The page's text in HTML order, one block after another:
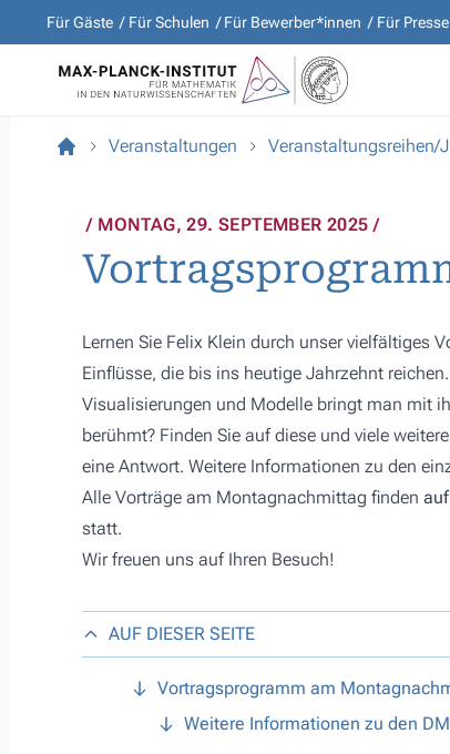
Für Gäste Für Schulen Für Bewerber*innen Für Presse
Veranstaltungen Veranstaltungsreihen/
MONTAG, 29. SEPTEMBER 2025
Lernen Sie Felix Klein durch unser vielfältiges
Einflüsse, die bis ins heutige Jahrzehnt
Visualisierungen und Modelle bringt man mit
berühmt? Finden Sie auf diese und viele
eine Antwort. Weitere Informationen zu den
Alle Vorträge am Montagnachmittag finden
statt.
Wir freuen uns auf Ihren Besuch!
AUF DIESER SEITE
Vortragsprogramm am
Weitere Informationen zu den